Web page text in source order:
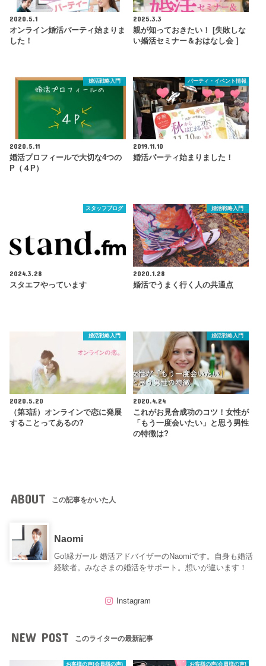
2020.5.1
オンライン婚活パーティ始まりま
した！
2025.3.3
親が知っておきたい！ [失敗しな
い婚活セミナー＆おはなし会 ]
婚活戦略入門
2020.5.11
婚活プロフィールで大切な4つの
P（４P）
パーティ・イベント情報
2019.11.10
婚活パーティ始まりました！
スタッフブログ
2024.3.28
スタエフやっています
婚活戦略入門
2020.1.28
婚活でうまく行く人の共通点
婚活戦略入門
2020.5.20
（第3話）オンラインで恋に発展
することってあるの?
婚活戦略入門
2020.4.24
これがお見合成功のコツ！女性が
「もう一度会いたい」と思う男性
の特徴は?
ABOUT この記事をかいた人
Naomi
Go!縁ガール 婚活アドバイザーのNaomiです。自身も婚活
経験者。みなさまの婚活をサポート。想いが違います！
Instagram
NEW POST このライターの最新記事
お客様の声(会員様の声) お客様の声(会員様の声)